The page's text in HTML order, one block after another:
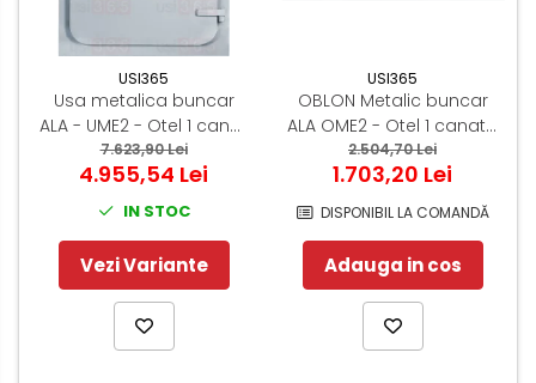
USI365
Usa metalica buncar
ALA - UME2 - Otel 1 canat
14mm
7.623,90 Lei
4.955,54 Lei
IN STOC
Vezi Variante
USI365
OBLON Metalic buncar
ALA OME2 - Otel 1 canat -
700x700
2.504,70 Lei
1.703,20 Lei
DISPONIBIL LA COMANDĂ
Adauga in cos